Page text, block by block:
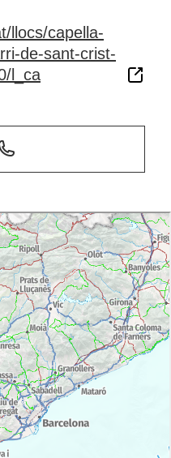
llocs/capella-
de-sant-crist-
l_ca